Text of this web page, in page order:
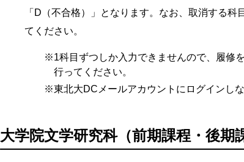
「D（不合格）」となります。なお、取消する
てください。
1科目ずつしか入力できませんので、履修
行ってください。
東北大DCメールアカウントにログインし
大学院文学研究科（前期課程・後期